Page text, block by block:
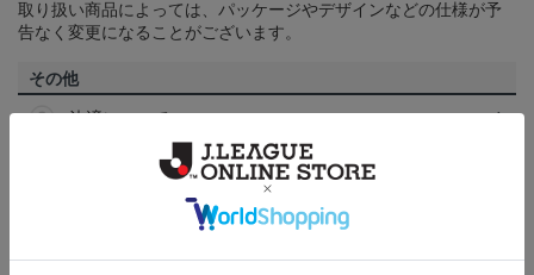
取り扱い商品によっては、パッケージやデザインなどの仕様が予
告なく変更になることがございます。
その他
決済について
ギフト対応について